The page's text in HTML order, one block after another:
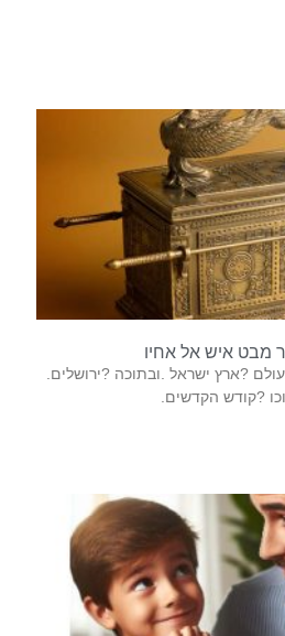
מבט איש אל אחיו
מה‭ ‬המקום‭ ‬הקדוש‭ ‬ביותר‭ ‬בעולם‭? ‬ארץ‭ ‬ישראל‭. ‬ובתוכה‭? ‬ירושלים‭.